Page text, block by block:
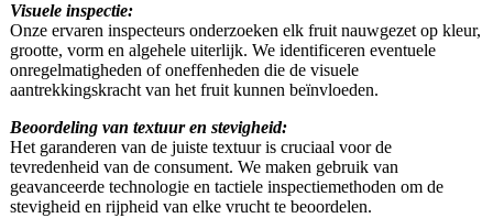
Visuele inspectie:
Onze ervaren inspecteurs onderzoeken elk fruit nauwgezet op kleur,
grootte, vorm en algehele uiterlijk. We identificeren eventuele
onregelmatigheden of oneffenheden die de visuele
aantrekkingskracht van het fruit kunnen beïnvloeden.
Beoordeling van textuur en stevigheid:
Het garanderen van de juiste textuur is cruciaal voor de
tevredenheid van de consument. We maken gebruik van
geavanceerde technologie en tactiele inspectiemethoden om de
stevigheid en rijpheid van elke vrucht te beoordelen.